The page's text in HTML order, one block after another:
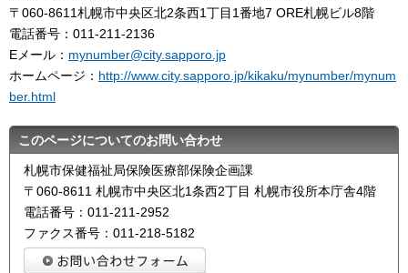
〒060-8611札幌市中央区北2条西1丁目1番地7 ORE札幌ビル8階
電話番号：011-211-2136
Eメール： mynumber@city.sapporo.jp
ホームページ： http://www.city.sapporo.jp/kikaku/mynumber/mynum
ber.html
このページについてのお問い合わせ
札幌市保健福祉局保険医療部保険企画課
〒060-8611 札幌市中央区北1条西2丁目 札幌市役所本庁舎4階
電話番号：011-211-2952
ファクス番号：011-218-5182